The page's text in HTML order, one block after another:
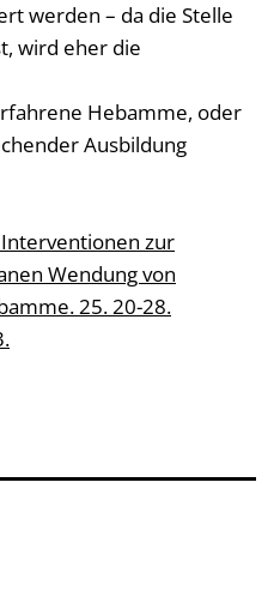
werden – da die Stelle
wird eher die
Hebamme, oder
Ausbildung
Interventionen zur
Wendung von
25. 20-28.